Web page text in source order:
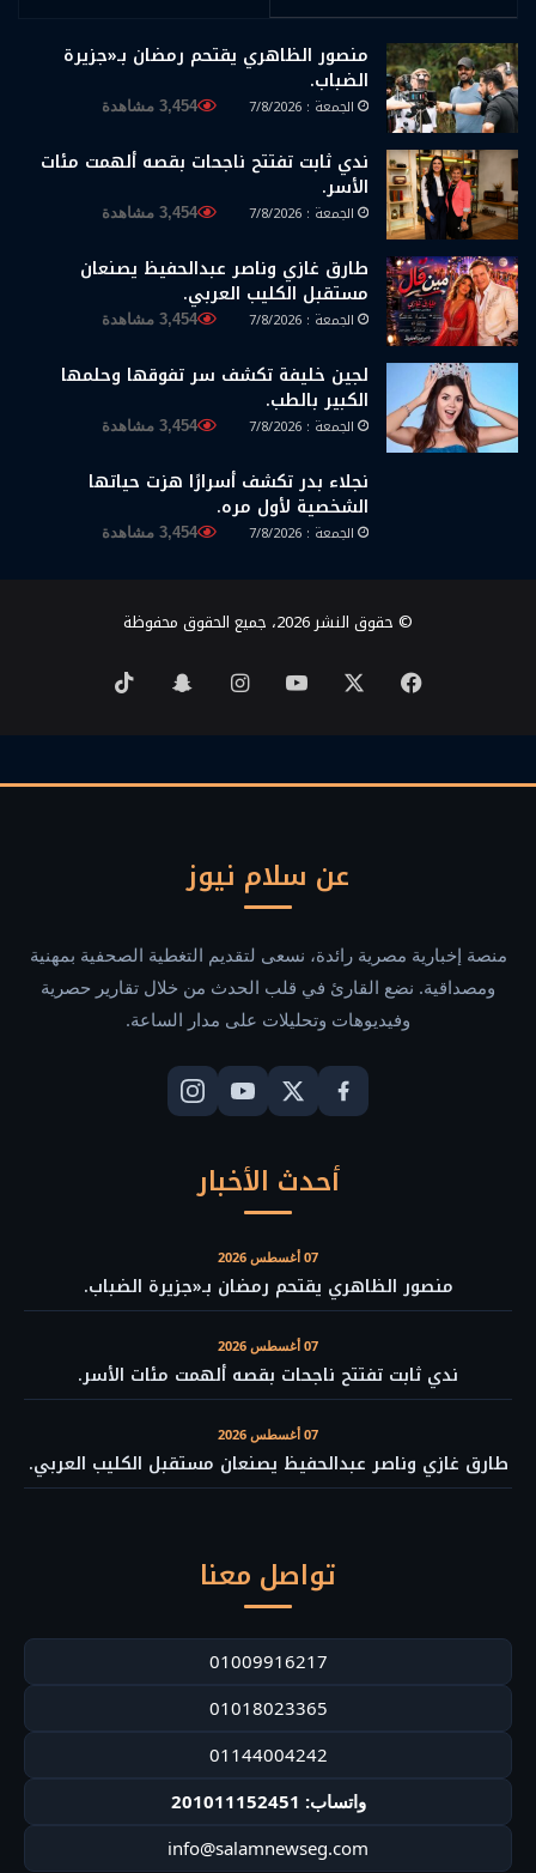
منصور الظاهري يقتحم رمضان بـ«جزيرة
الضباب.
الجمعة : 7/8/2026 3,454 مشاهدة
ندي ثابت تفتتح ناجحات بقصه ألهمت مئات
الأسر.
الجمعة : 7/8/2026 3,454 مشاهدة
طارق غازي وناصر عبدالحفيظ يصنعان
مستقبل الكليب العربي.
الجمعة : 7/8/2026 3,454 مشاهدة
لجين خليفة تكشف سر تفوقها وحلمها
الكبير بالطب.
الجمعة : 7/8/2026 3,454 مشاهدة
نجلاء بدر تكشف أسرارًا هزت حياتها
الشخصية لأول مره.
الجمعة : 7/8/2026 3,454 مشاهدة
© حقوق النشر 2026، جميع الحقوق محفوظة
فيسبوك ‫YouTubeانستقرامسناب
عن سلام نيوز
منصة إخبارية مصرية رائدة، نسعى لتقديم التغطية الصحفية بمهنية
ومصداقية. نضع القارئ في قلب الحدث من خلال تقارير حصرية
وفيديوهات وتحليلات على مدار الساعة.
أحدث الأخبار
07 أغسطس 2026
منصور الظاهري يقتحم رمضان بـ«جزيرة الضباب.
07 أغسطس 2026
ندي ثابت تفتتح ناجحات بقصه ألهمت مئات الأسر.
07 أغسطس 2026
طارق غازي وناصر عبدالحفيظ يصنعان مستقبل الكليب العربي.
تواصل معنا
01009916217
01018023365
01144004242
واتساب: 201011152451
info@salamnewseg.com